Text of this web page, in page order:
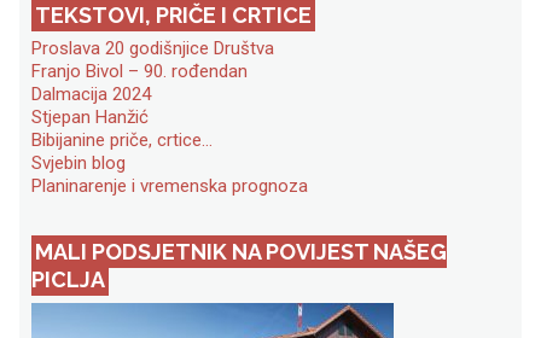
TEKSTOVI, PRIČE I CRTICE
Proslava 20 godišnjice Društva
Franjo Bivol – 90. rođendan
Dalmacija 2024
Stjepan Hanžić
Bibijanine priče, crtice…
Svjebin blog
Planinarenje i vremenska prognoza
MALI PODSJETNIK NA POVIJEST NAŠEG
PICLJA